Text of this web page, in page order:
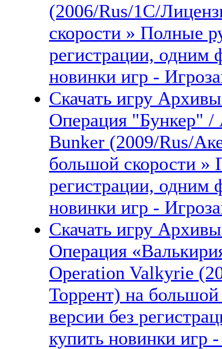
(2006/Rus/1С/
скорости » Полные
регистрации, одним
новинки игр -
Скачать игру
Операция "Бункер" /
Bunker (2009/Rus/
большой скорости »
регистрации, одним
новинки игр -
Скачать игру
Операция
Operation Valkyrie
Торрент) на
версии без
купить новинки игр